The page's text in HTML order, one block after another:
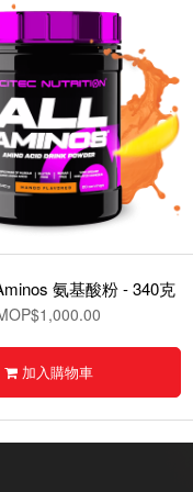
氨基酸粉 - 340克
加入購物車